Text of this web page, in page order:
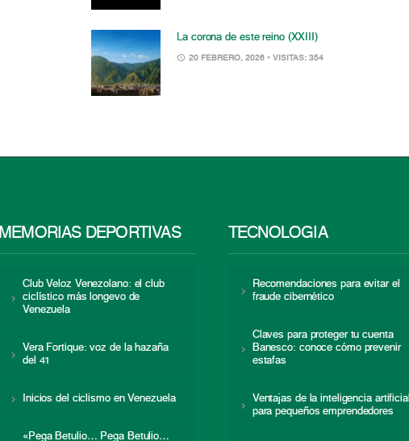
La corona de este reino (XXIII)
20 FEBRERO, 2026 • VISITAS: 354
MEMORIAS DEPORTIVAS
Club Veloz Venezolano: el club
ciclístico más longevo de
Venezuela
Vera Fortique: voz de la hazaña
del 41
Inicios del ciclismo en Venezuela
«Pega Betulio… Pega Betulio…
TECNOLOGÍA
Recomendaciones para evitar el
fraude cibernético
Claves para proteger tu cuenta
Banesco: conoce cómo prevenir
estafas
Ventajas de la inteligencia artificial
para pequeños emprendedores